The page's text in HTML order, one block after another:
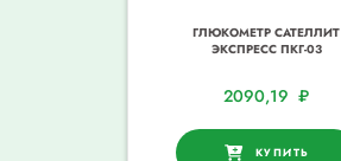
ГЛЮКОМЕТР САТЕЛЛИТ
ЭКСПРЕСС ПКГ-03
2090,19 ₽
КУПИТЬ